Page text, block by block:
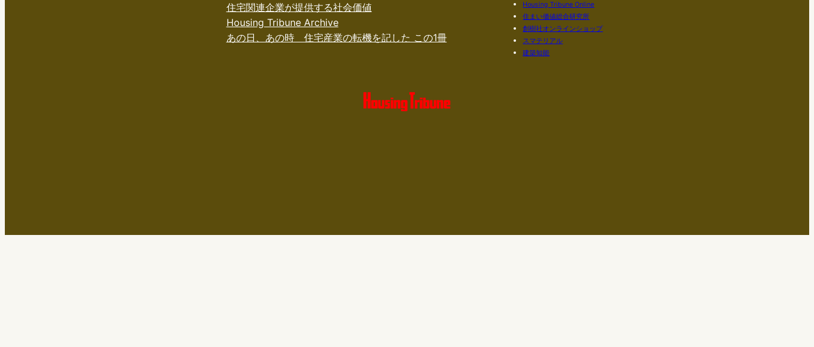
住宅関連企業が提供する社会価値
Housing Tribune Archive
あの日、あの時 住宅産業の転機を記した この1冊
Housing Tribune Online
住まい価値総合研究所
創樹社オンラインショップ
スマテリアル
建築知能